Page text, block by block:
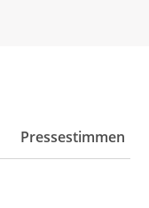
Pressestimmen